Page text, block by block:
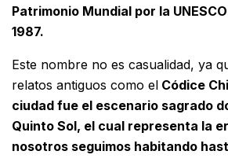
Patrimonio Mundial por la
1987.
Este nombre no es casualidad, ya
relatos antiguos como el Códice
ciudad fue el escenario sagrado
Quinto Sol, el cual representa la
nosotros seguimos habitando